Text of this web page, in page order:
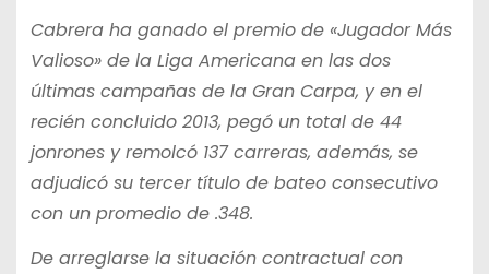
Cabrera ha ganado el premio de «Jugador Más
Valioso» de la Liga Americana en las dos
últimas campañas de la Gran Carpa, y en el
recién concluido 2013, pegó un total de 44
jonrones y remolcó 137 carreras, además, se
adjudicó su tercer título de bateo consecutivo
con un promedio de .348.
De arreglarse la situación contractual con